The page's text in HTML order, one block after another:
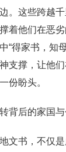
。这些跨越
着他们在恶
“得家书，知
支撑，让他
份盼头。
背后的家国
文书，不仅